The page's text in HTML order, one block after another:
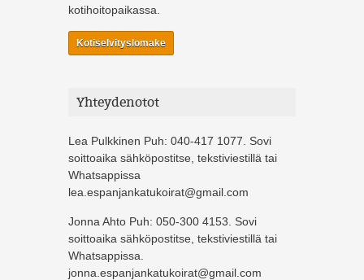
kotihoitopaikassa.
Kotiselvityslomake
Yhteydenotot
Lea Pulkkinen Puh: 040-417 1077. Sovi
soittoaika sähköpostitse, tekstiviestillä tai
Whatsappissa
lea.espanjankatukoirat@gmail.com
Jonna Ahto Puh: 050-300 4153. Sovi
soittoaika sähköpostitse, tekstiviestillä tai
Whatsappissa.
jonna.espanjankatukoirat@gmail.com